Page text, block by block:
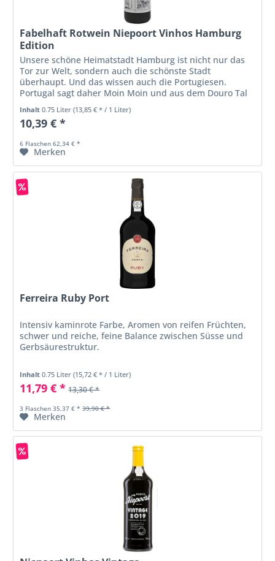
Fabelhaft Rotwein Niepoort Vinhos Hamburg
Edition
Unsere schöne Heimatstadt Hamburg ist nicht nur das
Tor zur Welt, sondern auch die schönste Stadt
überhaupt. Und das wissen auch die Portugiesen.
Portugal sagt daher Moin Moin und aus dem Douro Tal
gibt es jetzt brandneu und limitiert...
Inhalt0.75 Liter(13,85 € * / 1 Liter)
10,39 € *
6 Flaschen 62,34 € *
Merken
Ferreira Ruby Port
Intensiv kaminrote Farbe, Aromen von reifen Früchten,
schwer und reiche, feine Balance zwischen Süsse und
Gerbsäurestruktur.
Inhalt0.75 Liter(15,72 € * / 1 Liter)
11,79 € * 13,30 € *
3 Flaschen 35,37 € * 39,90 € *
Merken